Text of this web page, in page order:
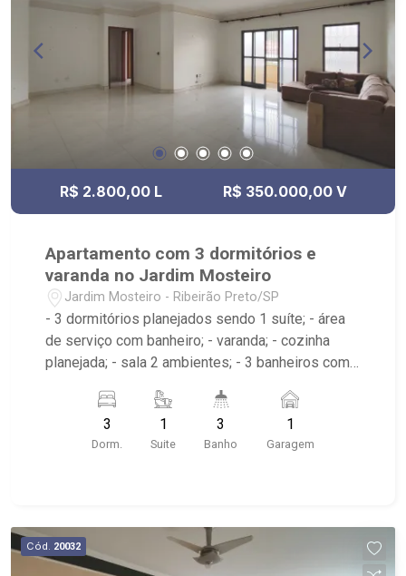
R$ 2.800,00 L R$ 350.000,00 V
Apartamento com 3 dormitórios e
varanda no Jardim Mosteiro
Jardim Mosteiro - Ribeirão Preto/SP
- 3 dormitórios planejados sendo 1 suíte; - área
de serviço com banheiro; - varanda; - cozinha
planejada; - sala 2 ambientes; - 3 banheiros com
próximo ao Shopping Santa Ursula, Bar do
Nelson, Stone Wall
3
Dorm.
1
Suite
3
Banho
1
Garagem
Cód. 20032